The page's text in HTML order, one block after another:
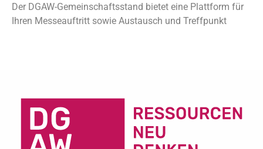
Der DGAW-Gemeinschaftsstand bietet eine Plattform für
Ihren Messeauftritt sowie Austausch und Treffpunkt